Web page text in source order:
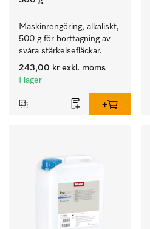
Maskinrengöring, alkaliskt,
500 g för borttagning av
svåra stärkelsefläckar.
243,00 kr exkl. moms
I lager